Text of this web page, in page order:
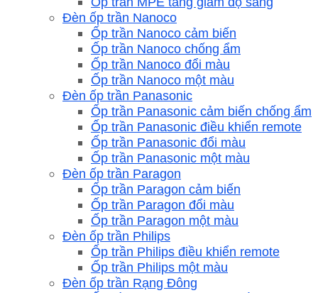
Đèn ốp trần Nanoco
Ốp trần Nanoco cảm biến
Ốp trần Nanoco chống ẩm
Ốp trần Nanoco đổi màu
Ốp trần Nanoco một màu
Đèn ốp trần Panasonic
Ốp trần Panasonic cảm biến chống ẩm
Ốp trần Panasonic điều khiển remote
Ốp trần Panasonic đổi màu
Ốp trần Panasonic một màu
Đèn ốp trần Paragon
Ốp trần Paragon cảm biến
Ốp trần Paragon đổi màu
Ốp trần Paragon một màu
Đèn ốp trần Philips
Ốp trần Philips điều khiển remote
Ốp trần Philips một màu
Đèn ốp trần Rạng Đông